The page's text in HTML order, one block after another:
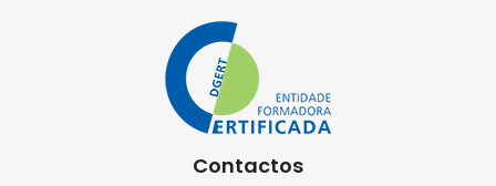
Contactos